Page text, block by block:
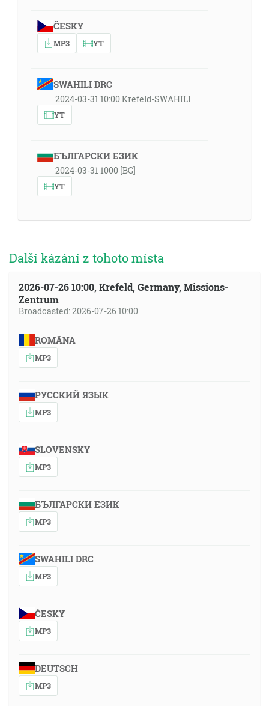
ČESKY
MP3 YT
SWAHILI DRC
2024-03-31 10:00 Krefeld-SWAHILI
YT
БЪЛГАРСКИ ЕЗИК
2024-03-31 1000 [BG]
YT
Další kázání z tohoto místa
2026-07-26 10:00, Krefeld, Germany, Missions-
Zentrum
Broadcasted: 2026-07-26 10:00
ROMÂNA
MP3
РУССКИЙ ЯЗЫК
MP3
SLOVENSKY
MP3
БЪЛГАРСКИ ЕЗИК
MP3
SWAHILI DRC
MP3
ČESKY
MP3
DEUTSCH
MP3